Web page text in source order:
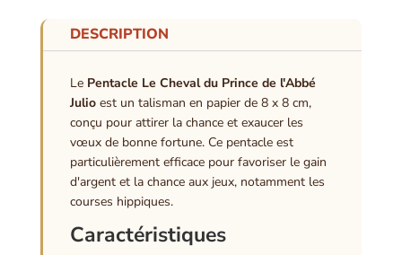
DESCRIPTION
Le Pentacle Le Cheval du Prince de l'Abbé
Julioest un talisman en papier de 8 x 8 cm,
conçu pour attirer la chance et exaucer les
vœux de bonne fortune. Ce pentacle est
particulièrement efficace pour favoriser le gain
d'argent et la chance aux jeux, notamment les
courses hippiques.
Caractéristiques